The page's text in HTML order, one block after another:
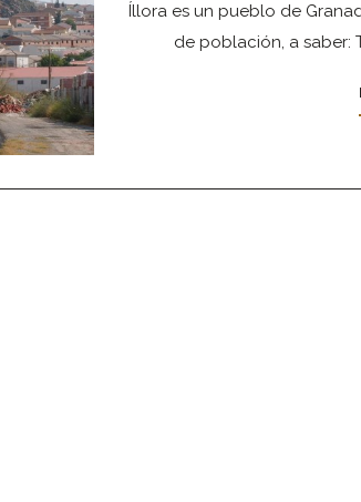
Íllora es un pueblo de
de población, a saber: